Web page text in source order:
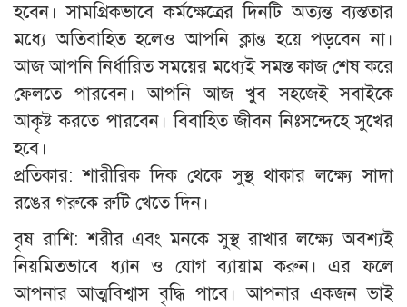
হবেন। সামগ্রিকভাবে কর্মক্ষেত্রের দিনটি অত্যন্ত ব্যস্ততার
মধ্যে অতিবাহিত হলেও আপনি ক্লান্ত হয়ে পড়বেন না।
আজ আপনি নির্ধারিত সময়ের মধ্যেই সমস্ত কাজ শেষ করে
ফেলতে পারবেন। আপনি আজ খুব সহজেই সবাইকে
আকৃষ্ট করতে পারবেন। বিবাহিত জীবন নিঃসন্দেহে সুখের
হবে।
প্রতিকার: শারীরিক দিক থেকে সুস্থ থাকার লক্ষ্যে সাদা
রঙের গরুকে রুটি খেতে দিন।
বৃষ রাশি: শরীর এবং মনকে সুস্থ রাখার লক্ষ্যে অবশ্যই
নিয়মিতভাবে ধ্যান ও যোগ ব্যায়াম করুন। এর ফলে
আপনার আত্মবিশ্বাস বৃদ্ধি পাবে। আপনার একজন ভাই